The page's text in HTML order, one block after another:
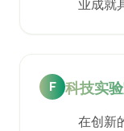
业成就
F 科技实
在创新